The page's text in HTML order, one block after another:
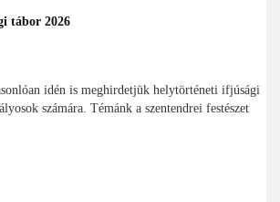
tábor 2026
idén is meghirdetjük helytörténeti ifjúsági
számára. Témánk a szentendrei festészet